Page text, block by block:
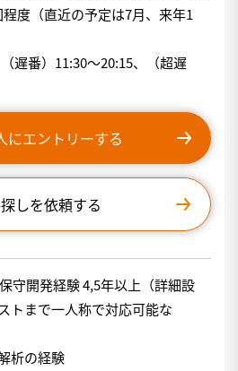
度（直近の予定は7月、来年1
（遅番）11:30〜20:15、（超遅
にエントリーする
しを依頼する
守開発経験 4,5年以上（詳細設
トまで一人称で対応可能な
析の経験